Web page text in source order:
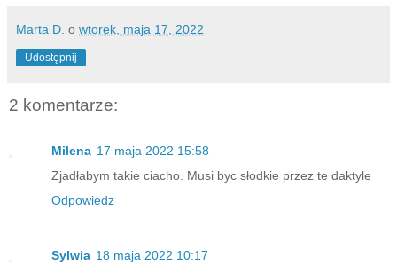
Marta D. o wtorek, maja 17, 2022
Udostępnij
2 komentarze:
Milena 17 maja 2022 15:58
Zjadłabym takie ciacho. Musi byc słodkie przez te daktyle
Odpowiedz
Sylwia 18 maja 2022 10:17